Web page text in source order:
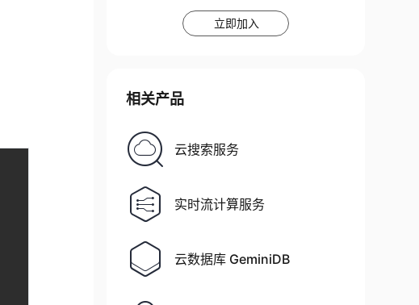
立即加入
相关产品
云搜索服务
实时流计算服务
云数据库 GeminiDB